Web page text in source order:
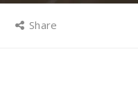
Share